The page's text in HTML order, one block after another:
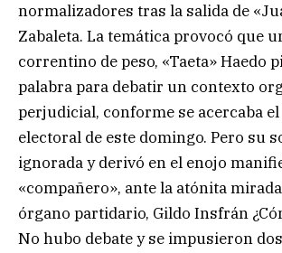
normalizadores tras la salida de
Zabaleta. La temática provocó que
correntino de peso, «Taeta» Haedo
palabra para debatir un contexto
perjudicial, conforme se acercaba
electoral de este domingo. Pero su
ignorada y derivó en el enojo
«compañero», ante la atónita
órgano partidario, Gildo Insfrán
No hubo debate y se impusieron